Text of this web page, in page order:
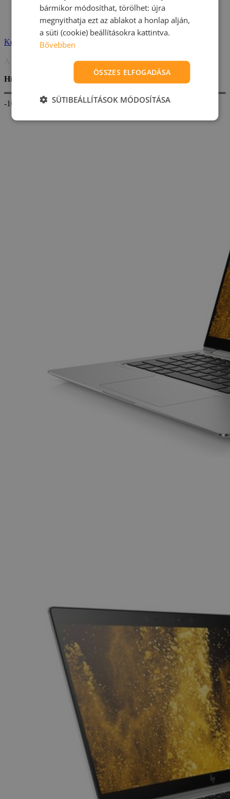
Kép nagyítása
A képek csak illusztrációk
Hívj minket bizalommal és segítünk!
+36 70 735 3040
-10% Sold out
bármikor módosíthat, törölhet: újra
megnyithatja ezt az ablakot a honlap alján,
a süti (cookie) beállításokra kattintva.
Bővebben
ÖSSZES ELFOGADÁSA
SÜTIBEÁLLÍTÁSOK MÓDOSÍTÁSA